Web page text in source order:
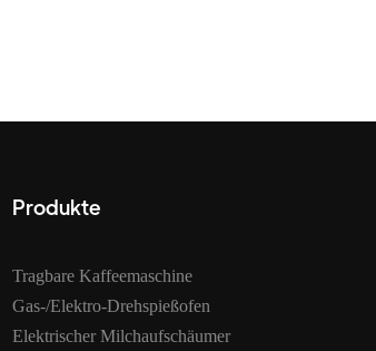
Produkte
Tragbare Kaffeemaschine
Gas-/Elektro-Drehspießofen
Elektrischer Milchaufschäumer